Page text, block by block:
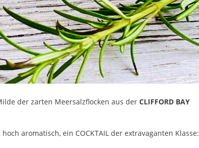
der zarten Meersalzflocken aus der CLIFFORD BAY
aromatisch, ein COCKTAIL der extravaganten Klasse: